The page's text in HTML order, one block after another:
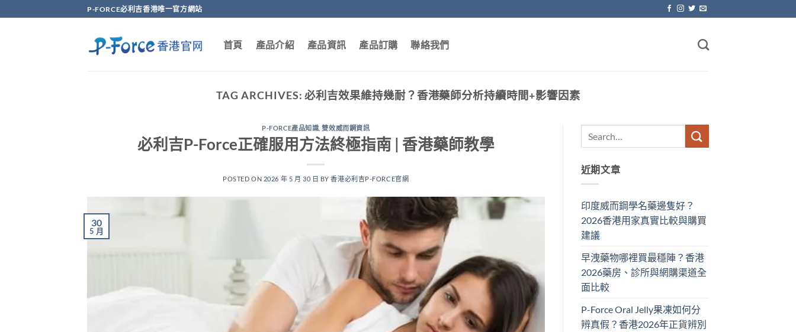
to
P-FORCE必利吉香港唯一官方網站
首頁 產品介紹 產品資訊 產品訂購 聯絡我們
TAG ARCHIVES:必利吉效果維持幾耐？香港藥師分析持續時間+影響因素
P-FORCE產品知識 ,雙效威而鋼資訊
必利吉P-Force正確服用方法終極指南 | 香港藥師教學
POSTED ON 2026 年 5 月 30 日 BY香港必利吉P-FORCE官網
30
5 月
近期文章
印度威而鋼學名藥邊隻好？
2026香港用家真實比較與購買
建議
早洩藥物哪裡買最穩陣？香港
2026藥房、診所與網購渠道全
面比較
P-Force Oral Jelly果凍如何分
辨真假？香港2026年正貨辨別